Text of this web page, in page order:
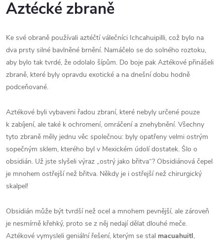
Aztécké zbraně
Ke své obraně používali aztéčtí válečníci Ichcahuipilli, což bylo na
dva prsty silné bavlněné brnění. Namáčelo se do solného roztoku,
aby bylo tak tvrdé, že odolalo šípům. Do boje pak Aztékové přinášeli
zbraně, které byly opravdu exotické a na dnešní dobu hodně
podceňované.
Aztékové byli vybaveni řadou zbraní, které nebyly určené pouze
k zabíjení, ale také k ochromení, omráčení a znehybnění. Všechny
tyto zbraně měly jednu věc společnou: byly opatřeny velmi ostrým
sopečným sklem, kterého byl v Mexickém údolí dostatek. Šlo o
obsidián. Už jste slyšeli výraz „ostrý jako břitva“? Obsidiánová čepel
je mnohem ostřejší než břitva. Někdy je i ostřejší než chirurgický
skalpel!
Obsidián může být tvrdší než ocel a mnohem pevnější, ale zároveň
je nesmírně křehký, proto se z něj nedají dělat dlouhé meče.
Aztékové vymysleli geniální řešení, kterým se stal macuahuitl,